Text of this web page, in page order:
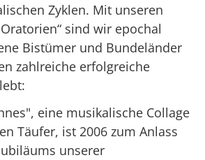
Zyklen. Mit unseren
sind wir epochal
Bistümer und Bundeländer
zahlreiche erfolgreiche
eine musikalische Collage
Täufer, ist 2006 zum Anlass
unserer